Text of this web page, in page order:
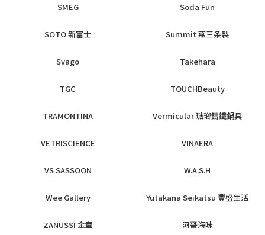
SMEG Soda Fun
SOTO 新富士 Summit 燕三条製
Svago Takehara
TGC TOUCHBeauty
TRAMONTINA Vermicular 琺瑯鑄鐵鍋具
VETRISCIENCE VINAERA
VS SASSOON W.A.S.H
Wee Gallery Yutakana Seikatsu 豐盛生活
ZANUSSI 金章 河哥海味